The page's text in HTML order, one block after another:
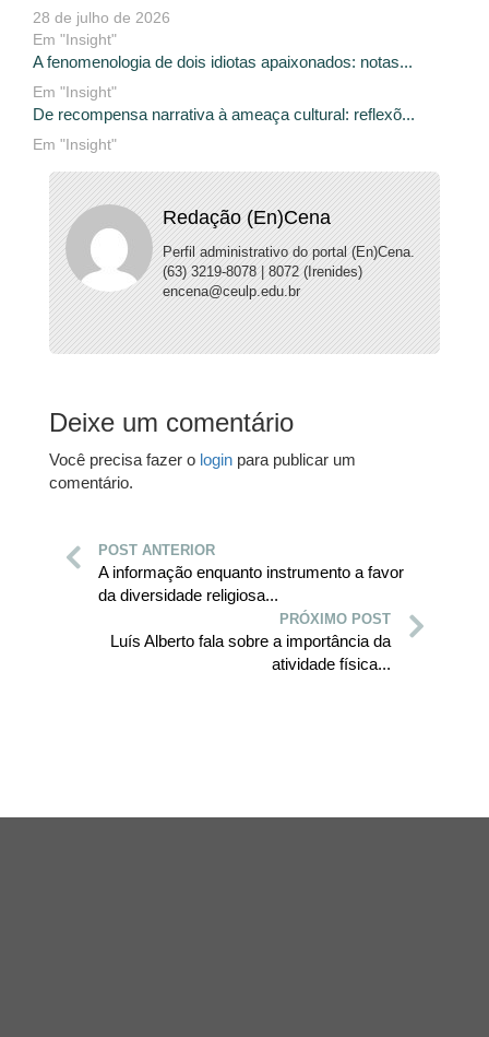
28 de julho de 2026
Em "Insight"
A fenomenologia de dois idiotas apaixonados: notas...
Em "Insight"
De recompensa narrativa à ameaça cultural: reflexõ...
Em "Insight"
Redação (En)Cena
Perfil administrativo do portal (En)Cena.
(63) 3219-8078 | 8072 (Irenides)
encena@ceulp.edu.br
Deixe um comentário
Você precisa fazer o login para publicar um
comentário.
POST ANTERIOR
A informação enquanto instrumento a favor
da diversidade religiosa...
PRÓXIMO POST
Luís Alberto fala sobre a importância da
atividade física...